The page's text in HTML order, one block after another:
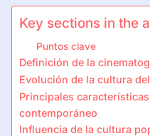
Key sections in the
Puntos clave
Definición de la
Evolución de la cultura
Principales
contemporáneo
Influencia de la cultura